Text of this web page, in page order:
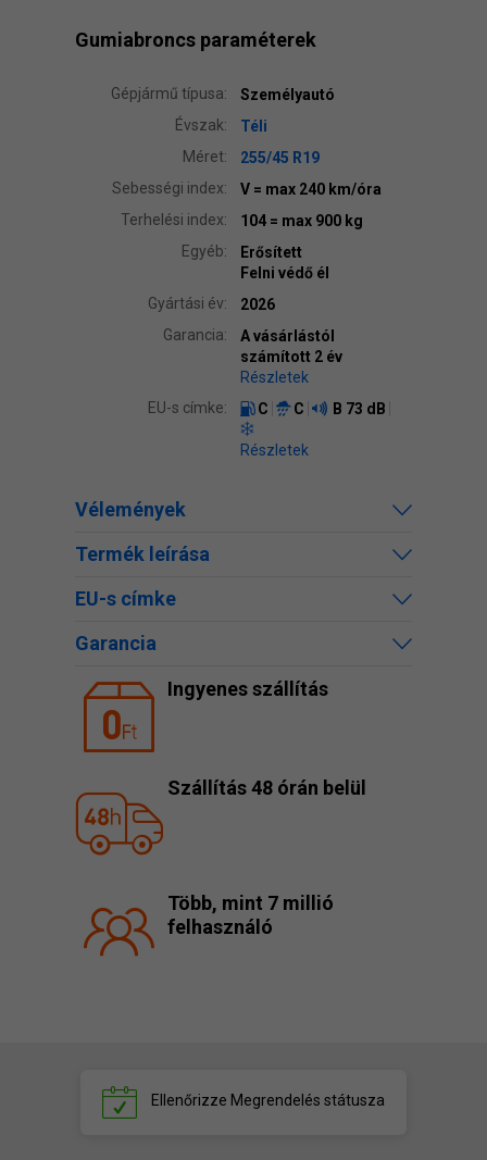
Gumiabroncs paraméterek
Gépjármű típusa:
Személyautó
Évszak:
Téli
Méret:
255/45 R19
Sebességi index:
V = max 240 km/óra
Terhelési index:
104 = max 900 kg
Egyéb:
Erősített
Felni védő él
Gyártási év:
2026
Garancia:
A vásárlástól
számított 2 év
Részletek
EU-s címke:
C C B 73 dB
Részletek
Vélemények
Termék leírása
EU-s címke
Garancia
Ingyenes szállítás
Szállítás 48 órán belül
Több, mint 7 millió
felhasználó
Ellenőrizze Megrendelés státusza